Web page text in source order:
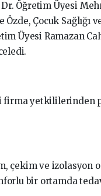
Dr. Öğretim Üyesi
Özde, Çocuk
Üyesi Ramazan
firma yetkililerinden
çekim ve izolasyon
bir ortamda